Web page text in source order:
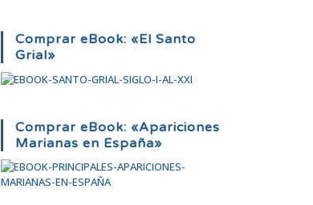
Comprar eBook: «El Santo
Grial»
Comprar eBook: «Apariciones
Marianas en España»